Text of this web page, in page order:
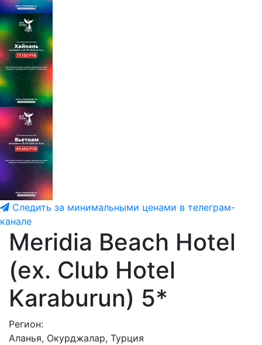
Следить за минимальными ценами в телеграм-
канале
Meridia Beach Hotel
(ex. Club Hotel
Karaburun) 5*
Регион:
Аланья, Окурджалар, Турция